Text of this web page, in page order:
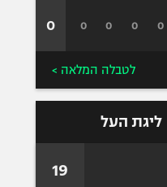
0
0
0
0
0
לטבלה המלאה >
ליגת העל
19